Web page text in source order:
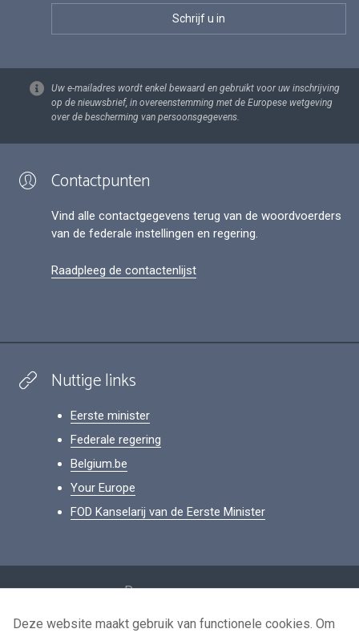
Uw e-mailadres wordt enkel bewaard en gebruikt voor uw inschrijving
op de nieuwsbrief, in overeenstemming met de Europese wetgeving
over de bescherming van persoonsgegevens.
Contactpunten
Vind alle contactgegevens terug van de woordvoerders
van de federale instellingen en regering.
Raadpleeg de contactenlijst
Nuttige links
Eerste minister
Federale regering
Belgium.be
Your Europe
FOD Kanselarij van de Eerste Minister
Persoonsgegevens
Voorwaarden voor het hergebruik
Deze website maakt gebruik van functionele cookies. Om